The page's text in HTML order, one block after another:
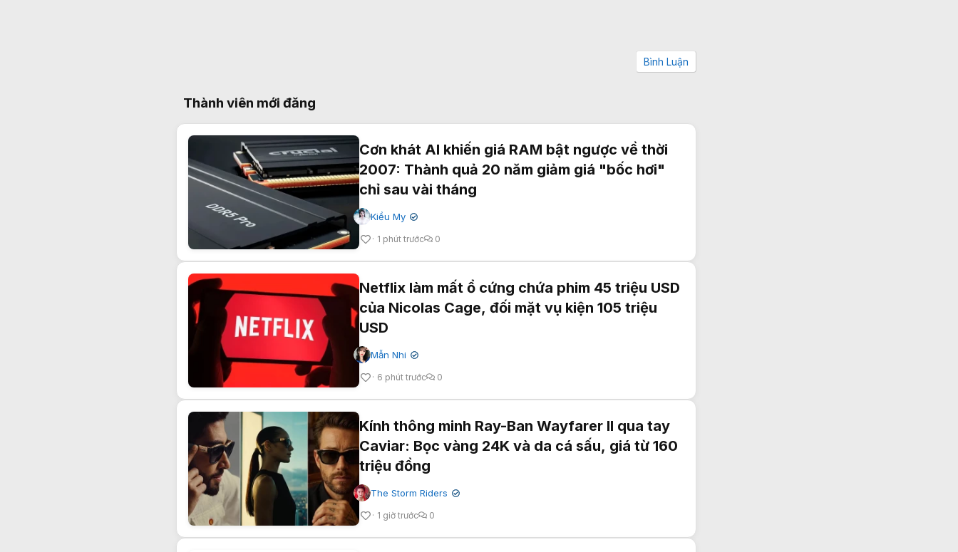
Bình Luận
Thành viên mới đăng
Cơn khát AI khiến giá RAM bật ngược về thời
2007: Thành quả 20 năm giảm giá "bốc hơi"
chỉ sau vài tháng
Kiều My ✔
1 phút trước 0
Netflix làm mất ổ cứng chứa phim 45 triệu USD
của Nicolas Cage, đối mặt vụ kiện 105 triệu
USD
Mẫn Nhi ✔
6 phút trước 0
Kính thông minh Ray-Ban Wayfarer II qua tay
Caviar: Bọc vàng 24K và da cá sấu, giá từ 160
triệu đồng
The Storm Riders ✔
1 giờ trước 0